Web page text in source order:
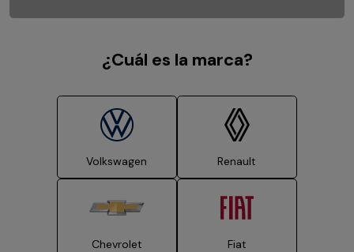
¿Cuál es la marca?
Volkswagen Renault
Chevrolet Fiat